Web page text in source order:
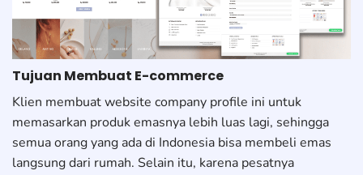
Tujuan Membuat E-commerce
Klien membuat website company profile ini untuk
memasarkan produk emasnya lebih luas lagi, sehingga
semua orang yang ada di Indonesia bisa membeli emas
langsung dari rumah. Selain itu, karena pesatnya